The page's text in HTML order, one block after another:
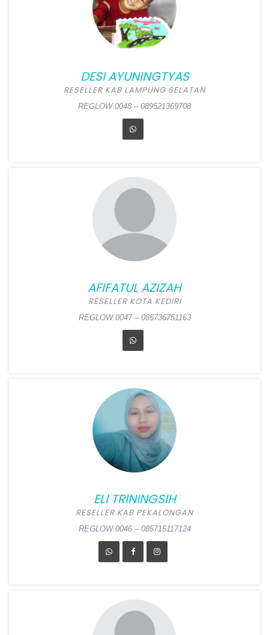
DESI AYUNINGTYAS
RESELLER KAB LAMPUNG SELATAN
REGLOW.0048 – 089521369708
Position:
Lampung Selatan
Alamat:Dsn Cita Jaya Ds
Bangunan RT 01 RW 03
(Toko Mauza depan
Jaya), Palas, Lampung
Selatan
REGLOW.0048 – 089521369708
AFIFATUL AZIZAH
RESELLER KOTA KEDIRI
REGLOW.0047 – 085736751163
Position:Reseller Kota
Kediri
Alamat: Lingkungan Kresek
RT 01 RW 01, Tempurejo,
Pesantren, Kediri
REGLOW.0047 – 085736751163
ELI TRININGSIH
RESELLER KAB PEKALONGAN
REGLOW.0046 – 085715117124